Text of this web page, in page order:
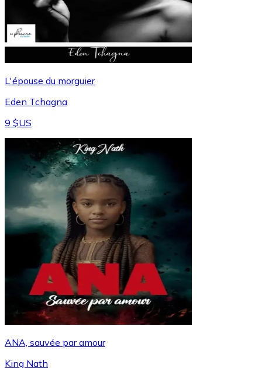
L'épouse du morguier
Eden Tchagna
9 $US
ANA, sauvée par amour
King Nath